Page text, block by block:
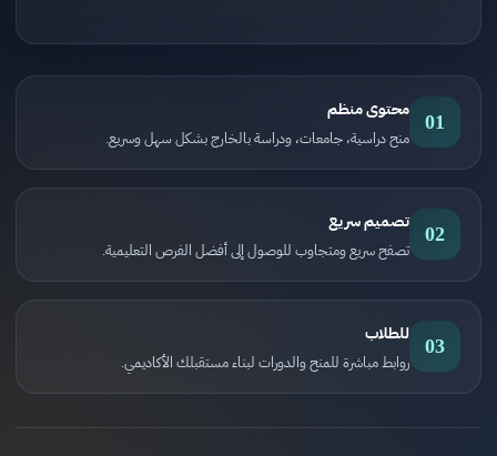
01 محتوى منظم
منح دراسية، جامعات، ودراسة بالخارج بشكل سهل وسريع.
02 تصميم سريع
تصفح سريع ومتجاوب للوصول إلى أفضل الفرص التعليمية.
03 للطلاب
روابط مباشرة للمنح والدورات لبناء مستقبلك الأكاديمي.